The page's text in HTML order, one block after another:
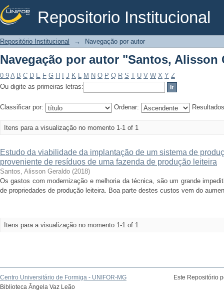
Repositorio Institucional
Navegação por autor "Santos, Alisson
Repositório Institucional → Navegação por autor
Navegação por autor "Santos, Alisson
0-9 A B C D E F G H J K L M N O P Q R S T U V W X Y Z
Ou digite as primeiras letras:
Classificar por: Ordenar:
Itens para a visualização no momento 1-1 of 1
Estudo da viabilidade da implantação de um sistema de
proveniente de resíduos de uma fazenda de produção leiteira
Santos, Alisson Geraldo (2018)
Os gastos com modernização e melhoria da técnica, são um grande
de propriedades de produção leiteira. Boa parte destes custos vem do
Itens para a visualização no momento 1-1 of 1
Centro Universitário de Formiga - UNIFOR-MG
Biblioteca Ângela Vaz Leão
Este Repositório